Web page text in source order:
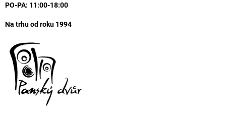
PO-PA: 11:00-18:00
Na trhu od roku 1994